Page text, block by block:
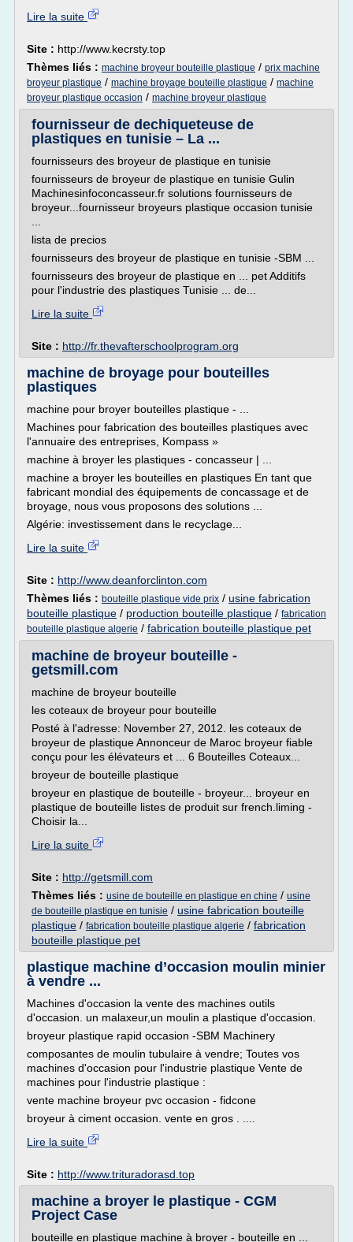
Lire la suite
Site : http://www.kecrsty.top
Thèmes liés : machine broyeur bouteille plastique / prix machine
broyeur plastique / machine broyage bouteille plastique / machine
broyeur plastique occasion / machine broyeur plastique
fournisseur de dechiqueteuse de
plastiques en tunisie – La ...
fournisseurs des broyeur de plastique en tunisie
fournisseurs de broyeur de plastique en tunisie Gulin
Machinesinfoconcasseur.fr solutions fournisseurs de
broyeur...fournisseur broyeurs plastique occasion tunisie
lista de precios
fournisseurs des broyeur de plastique en tunisie -SBM ...
fournisseurs des broyeur de plastique en ... pet Additifs
pour l'industrie des plastiques Tunisie ... de...
Lire la suite
Site : http://fr.thevafterschoolprogram.org
machine de broyage pour bouteilles
plastiques
machine pour broyer bouteilles plastique - ...
Machines pour fabrication des bouteilles plastiques avec
l'annuaire des entreprises, Kompass »
machine à broyer les plastiques - concasseur | ...
machine a broyer les bouteilles en plastiques En tant que
fabricant mondial des équipements de concassage et de
broyage, nous vous proposons des solutions ...
Algérie: investissement dans le recyclage...
Lire la suite
Site : http://www.deanforclinton.com
Thèmes liés : bouteille plastique vide prix / usine fabrication
bouteille plastique / production bouteille plastique / fabrication
bouteille plastique algerie / fabrication bouteille plastique pet
machine de broyeur bouteille -
getsmill.com
machine de broyeur bouteille
les coteaux de broyeur pour bouteille
Posté à l'adresse: November 27, 2012. les coteaux de
broyeur de plastique Annonceur de Maroc broyeur fiable
conçu pour les élévateurs et ... 6 Bouteilles Coteaux...
broyeur de bouteille plastique
broyeur en plastique de bouteille - broyeur... broyeur en
plastique de bouteille listes de produit sur french.liming -
Choisir la...
Lire la suite
Site : http://getsmill.com
Thèmes liés : usine de bouteille en plastique en chine / usine
de bouteille plastique en tunisie / usine fabrication bouteille
plastique / fabrication bouteille plastique algerie / fabrication
bouteille plastique pet
plastique machine d’occasion moulin minier
à vendre ...
Machines d'occasion la vente des machines outils
d'occasion. un malaxeur,un moulin a plastique d'occasion.
broyeur plastique rapid occasion -SBM Machinery
composantes de moulin tubulaire à vendre; Toutes vos
machines d'occasion pour l'industrie plastique Vente de
machines pour l'industrie plastique :
vente machine broyeur pvc occasion - fidcone
broyeur à ciment occasion. vente en gros . ....
Lire la suite
Site : http://www.trituradorasd.top
machine a broyer le plastique - CGM
Project Case
bouteille en plastique machine à broyer - bouteille en ...